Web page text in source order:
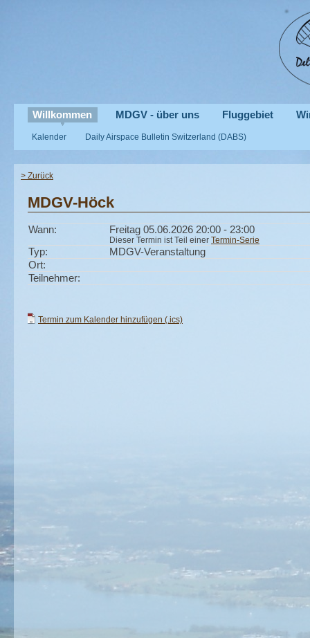
Willkommen MDGV - über uns Fluggebiet
Kalender Daily Airspace Bulletin Switzerland (DABS)
> Zurück
MDGV-Höck
Wann: Freitag 05.06.2026 20:00 - 23:00
Dieser Termin ist Teil einer Termin-Serie
Typ:
MDGV-Veranstaltung
Ort:
Teilnehmer:
Termin zum Kalender hinzufügen (.ics)